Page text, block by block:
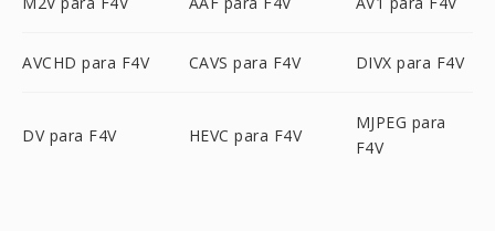
AVCHD para F4V CAVS para F4V DIVX para F4V
DV para F4V HEVC para F4V
MJPEG para
F4V